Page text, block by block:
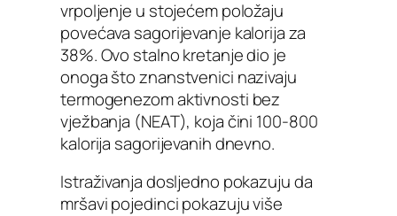
vrpoljenje u stojećem položaju
povećava sagorijevanje kalorija za
38%. Ovo stalno kretanje dio je
onoga što znanstvenici nazivaju
termogenezom aktivnosti bez
vježbanja (NEAT), koja čini 100-800
kalorija sagorijevanih dnevno.
Istraživanja dosljedno pokazuju da
mršavi pojedinci pokazuju više